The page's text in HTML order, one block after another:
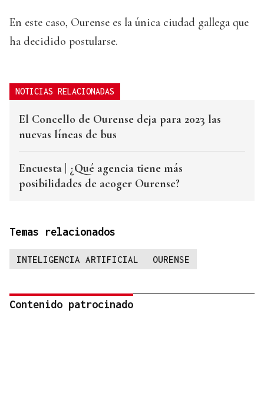
En este caso, Ourense es la única ciudad gallega que
ha decidido postularse.
NOTICIAS RELACIONADAS
El Concello de Ourense deja para 2023 las
nuevas líneas de bus
Encuesta | ¿Qué agencia tiene más
posibilidades de acoger Ourense?
Temas relacionados
INTELIGENCIA ARTIFICIAL OURENSE
Contenido patrocinado